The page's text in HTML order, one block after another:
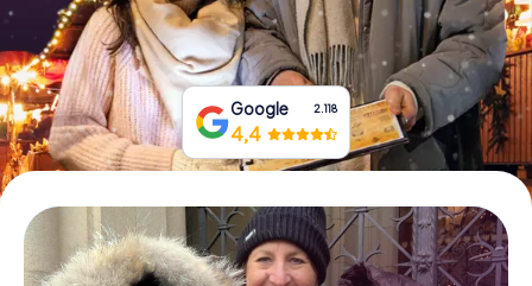
Gutscheine bestellen
Google 2.118
4,4